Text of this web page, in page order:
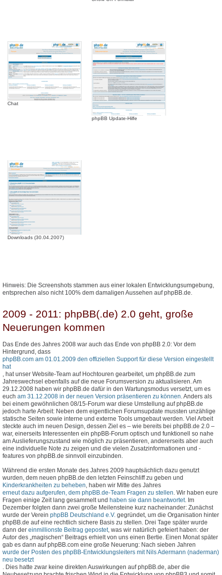
Chat
phpBB Update-Hilfe
Downloads (30.04.2007)
Hinweis: Die Screenshots stammen aus einer lokalen Entwicklungsumgebung,
entsprechen also nicht 100% dem damaligen Aussehen auf phpBB.de.
2009 - 2011: phpBB(.de) 2.0 geht, große
Neuerungen kommen
Das Ende des Jahres 2008 war auch das Ende von phpBB 2.0: Vor dem
Hintergrund, dass
phpBB.com am 01.01.2009 den offiziellen Support für diese Version eingestellt
hat
, hat unser Website-Team auf Hochtouren gearbeitet, um phpBB.de zum
Jahreswechsel ebenfalls auf die neue Forumsversion zu aktualisieren. Am
29.12.2008 haben wir phpBB.de dafür in den Wartungsmodus versetzt, um es
euch am 31.12.2008 in der neuen Version präsentieren zu können. Anders als
bei einem gewöhnlichen 08/15-Forum war diese Umstellung auf phpBB.de
jedoch harte Arbeit: Neben dem eigentlichen Forumsupdate mussten unzählige
statische Seiten sowie interne und externe Tools umgebaut werden. Viel Arbeit
steckte auch im neuen Design, dessen Ziel es – wie bereits bei phpBB.de 2.0 –
war, einerseits Interessenten ein phpBB-Forum optisch und funktionell so nahe
am Auslieferungszustand wie möglich zu präsentieren, andererseits aber auch
eine individuelle Note zu zeigen und die vielen Zusatzinformationen und -
features von phpBB.de sinnvoll einzubinden.
Während die ersten Monate des Jahres 2009 hauptsächlich dazu genutzt
wurden, dem neuen phpBB.de den letzten Feinschliff zu geben und
Kinderkrankheiten zu beheben, haben wir Mitte des Jahres
erneut dazu aufgerufen, dem phpBB.de-Team Fragen zu stellen. Wir haben eure
Fragen einige Zeit lang gesammelt und haben sie dann beantwortet. Im
Dezember folgten dann zwei große Meilensteine kurz nacheinander: Zunächst
wurde der Verein phpBB Deutschland e.V. gegründet, um die Organisation hinter
phpBB.de auf eine rechtlich sichere Basis zu stellen. Drei Tage später wurde
dann der einmillionste Beitrag gepostet, was wir natürlich gefeiert haben: der
Autor des „magischen“ Beitrags erhielt von uns einen Bertie. Einen Monat später
gab es dann auf phpBB.com eine große Neuerung: Nach sieben Jahren
wurde der Posten des phpBB-Entwicklungsleiters mit Nils Adermann (naderman)
neu besetzt
. Dies hatte zwar keine direkten Auswirkungen auf phpBB.de, aber die